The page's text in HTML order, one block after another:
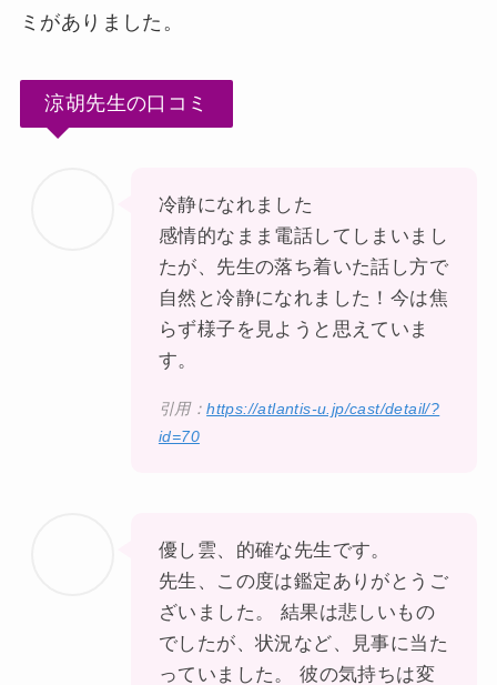
ミがありました。
涼胡先生の口コミ
冷静になれました
感情的なまま電話してしまいまし
たが、先生の落ち着いた話し方で
自然と冷静になれました！今は焦
らず様子を見ようと思えていま
す。
引用：https://atlantis-u.jp/cast/detail/?
id=70
優し雲、的確な先生です。
先生、この度は鑑定ありがとうご
ざいました。 結果は悲しいもの
でしたが、状況など、見事に当た
っていました。 彼の気持ちは変